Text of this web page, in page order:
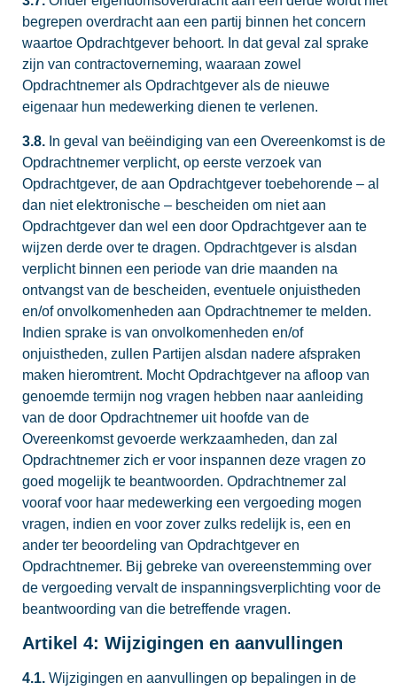
begrepen overdracht aan een partij binnen het concern
waartoe Opdrachtgever behoort. In dat geval zal sprake
zijn van contractoverneming, waaraan zowel
Opdrachtnemer als Opdrachtgever als de nieuwe
eigenaar hun medewerking dienen te verlenen.
3.8. In geval van beëindiging van een Overeenkomst is de
Opdrachtnemer verplicht, op eerste verzoek van
Opdrachtgever, de aan Opdrachtgever toebehorende – al
dan niet elektronische – bescheiden om niet aan
Opdrachtgever dan wel een door Opdrachtgever aan te
wijzen derde over te dragen. Opdrachtgever is alsdan
verplicht binnen een periode van drie maanden na
ontvangst van de bescheiden, eventuele onjuistheden
en/of onvolkomenheden aan Opdrachtnemer te melden.
Indien sprake is van onvolkomenheden en/of
onjuistheden, zullen Partijen alsdan nadere afspraken
maken hieromtrent. Mocht Opdrachtgever na afloop van
genoemde termijn nog vragen hebben naar aanleiding
van de door Opdrachtnemer uit hoofde van de
Overeenkomst gevoerde werkzaamheden, dan zal
Opdrachtnemer zich er voor inspannen deze vragen zo
goed mogelijk te beantwoorden. Opdrachtnemer zal
vooraf voor haar medewerking een vergoeding mogen
vragen, indien en voor zover zulks redelijk is, een en
ander ter beoordeling van Opdrachtgever en
Opdrachtnemer. Bij gebreke van overeenstemming over
de vergoeding vervalt de inspanningsverplichting voor de
beantwoording van die betreffende vragen.
Artikel 4: Wijzigingen en aanvullingen
4.1. Wijzigingen en aanvullingen op bepalingen in de